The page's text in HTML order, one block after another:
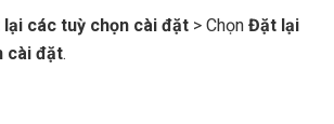
các tuỳ chọn cài đặt > ChọnĐặt lại
cài đặt.